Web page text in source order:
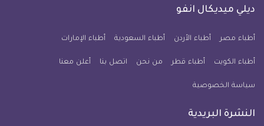
فيسبوكتويتر
يوتيوب
معلومة
للآيفون
ديلي ميديكال انفو
أطباء مصر أطباء الأردن أطباء السعودية أطباء الإمارات
أطباء الكويت أطباء قطر من نحن اتصل بنا أعلن معنا
سياسة الخصوصية
النشرة البريدية